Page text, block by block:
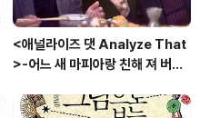
<애널라이즈 댓 Analyze That
>-어느 새 마피아랑 친해 져 버